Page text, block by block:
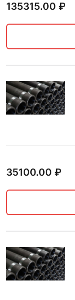
135315.00 ₽
35100.00 ₽